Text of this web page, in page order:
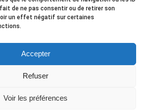
de ne pas consentir ou de retirer son
un effet négatif sur certaines
Accepter
Refuser
Voir les préférences
passagers de découvrir les
la marque tout en donnant
l’hygiène et à la sécurité
très
SAVOIR PLUS